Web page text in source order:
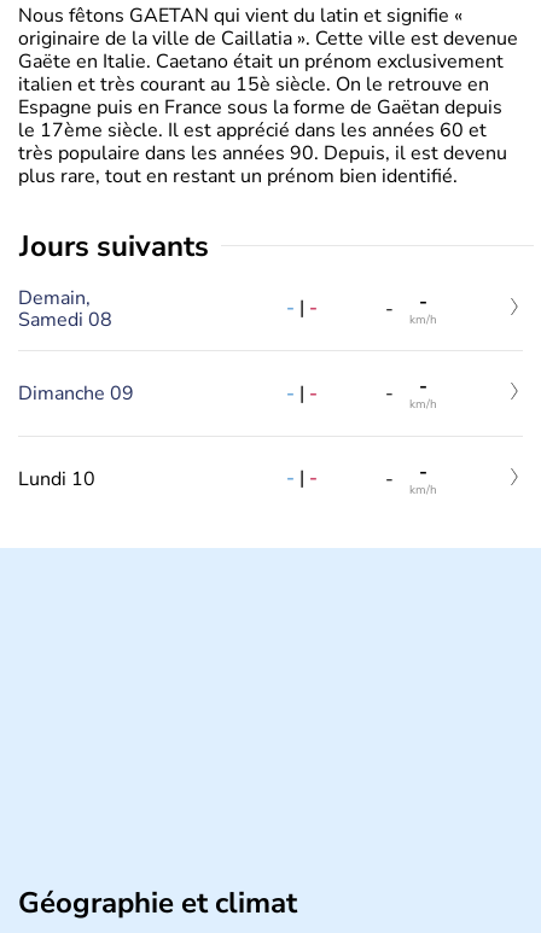
Nous fêtons GAETAN qui vient du latin et signifie «
originaire de la ville de Caillatia ». Cette ville est devenue
Gaëte en Italie. Caetano était un prénom exclusivement
italien et très courant au 15è siècle. On le retrouve en
Espagne puis en France sous la forme de Gaëtan depuis
le 17ème siècle. Il est apprécié dans les années 60 et
très populaire dans les années 90. Depuis, il est devenu
plus rare, tout en restant un prénom bien identifié.
jours suivants
Demain,
Samedi 08
- | - - -
km/h
Dimanche 09 - | - - -
km/h
Lundi 10 - | - - -
km/h
Géographie et climat